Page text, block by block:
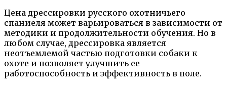
Цена дрессировки русского охотничьего
спаниеля может варьироваться в зависимости от
методики и продолжительности обучения. Но в
любом случае, дрессировка является
неотъемлемой частью подготовки собаки к
охоте и позволяет улучшить ее
работоспособность и эффективность в поле.